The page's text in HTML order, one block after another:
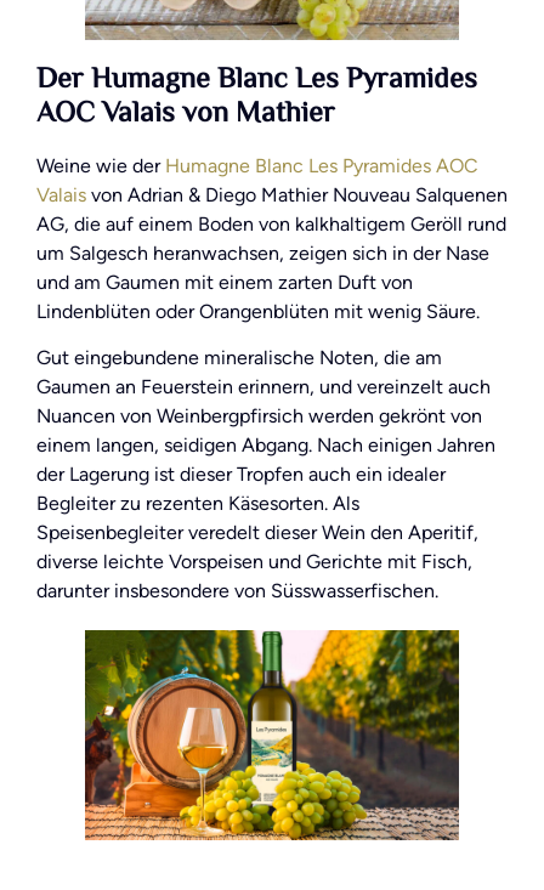
Der Humagne BlancLes Pyramides
AOC Valais von Mathier
Weine wie der Humagne Blanc Les Pyramides AOC
Valais von Adrian & Diego Mathier Nouveau Salquenen
AG, die auf einem Boden von kalkhaltigem Geröll rund
um Salgesch heranwachsen, zeigen sich in der Nase
und am Gaumen mit einem zarten Duft von
Lindenblüten oder Orangenblüten mit wenig Säure.
Gut eingebundene mineralische Noten, die am
Gaumen an Feuerstein erinnern, und vereinzelt auch
Nuancen von Weinbergpfirsich werden gekrönt von
einem langen, seidigen Abgang. Nach einigen Jahren
der Lagerung ist dieser Tropfen auch ein idealer
Begleiter zu rezenten Käsesorten. Als
Speisenbegleiter veredelt dieser Wein den Aperitif,
diverse leichte Vorspeisen und Gerichte mit Fisch,
darunter insbesondere von Süsswasserfischen.